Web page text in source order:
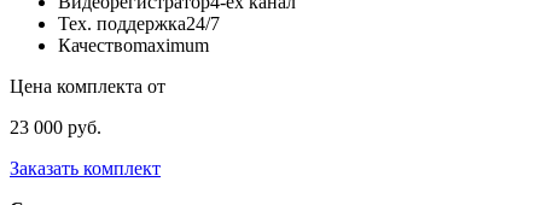
Тех. поддержка24/7
Качествоmaximum
Цена комплекта от
23 000 руб.
Заказать комплект